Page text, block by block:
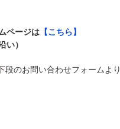
ページは 【こちら】
い）
段のお問い合わせフォームより